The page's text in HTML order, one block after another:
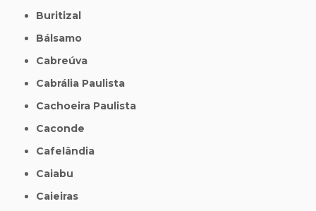
Buritizal
Bálsamo
Cabreúva
Cabrália Paulista
Cachoeira Paulista
Caconde
Cafelândia
Caiabu
Caieiras